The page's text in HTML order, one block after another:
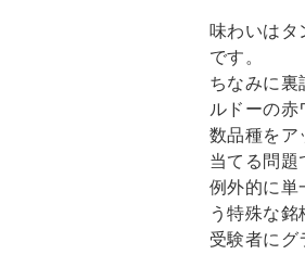
味わいはタ
です。
ちなみに
ルドーの
数品種をア
当てる問
例外的に単
う特殊な
受験者に